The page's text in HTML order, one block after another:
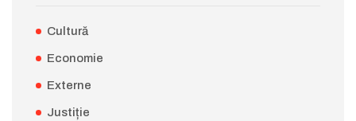
Cultură
Economie
Externe
Justiție